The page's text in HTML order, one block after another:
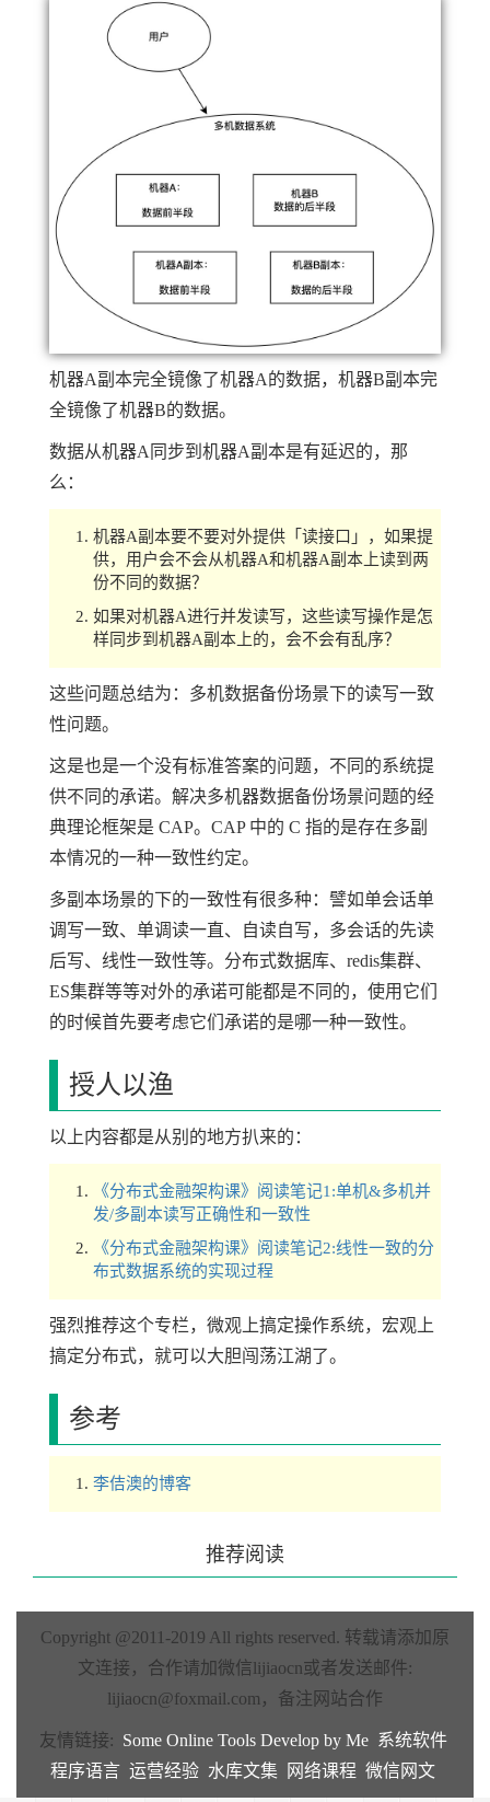
机器A副本完全镜像了机器A的数据，机器B副本完
全镜像了机器B的数据。
数据从机器A同步到机器A副本是有延迟的，那
么：
机器A副本要不要对外提供「读接口」，如果提
供，用户会不会从机器A和机器A副本上读到两
份不同的数据？
如果对机器A进行并发读写，这些读写操作是怎
样同步到机器A副本上的，会不会有乱序？
这些问题总结为：多机数据备份场景下的读写一致
性问题。
这是也是一个没有标准答案的问题，不同的系统提
供不同的承诺。解决多机器数据备份场景问题的经
典理论框架是 CAP。CAP 中的 C 指的是存在多副
本情况的一种一致性约定。
多副本场景的下的一致性有很多种：譬如单会话单
调写一致、单调读一直、自读自写，多会话的先读
后写、线性一致性等。分布式数据库、redis集群、
ES集群等等对外的承诺可能都是不同的，使用它们
的时候首先要考虑它们承诺的是哪一种一致性。
授人以渔
以上内容都是从别的地方扒来的：
《分布式金融架构课》阅读笔记1:单机&多机并
发/多副本读写正确性和一致性
《分布式金融架构课》阅读笔记2:线性一致的分
布式数据系统的实现过程
强烈推荐这个专栏，微观上搞定操作系统，宏观上
搞定分布式，就可以大胆闯荡江湖了。
参考
李佶澳的博客
推荐阅读
Copyright @2011-2019 All rights reserved. 转载请添加原
文连接，合作请加微信lijiaocn或者发送邮件:
lijiaocn@foxmail.com ，备注网站合作
友情链接: Some Online Tools Develop by Me
系统软件
程序语言 运营经验 水库文集 网络课程 微信网文